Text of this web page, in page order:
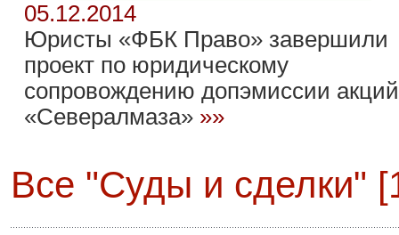
05.12.2014
Юристы «ФБК Право» завершили
проект по юридическому
сопровождению допэмиссии акций
«Севералмаза» »»
Все "Суды и сделки"